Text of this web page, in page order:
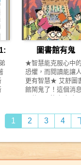
生動演繹繪本故事
並以趣味互動方式
幫助小朋友在故事
學習操作體驗與表
能力。 ★認識臺灣
流運動項目 本套書精
選十項臺灣常見的主
流運動項目，輔以童
趣的叮咚家族，讓
硬的體育知識也能
得輕鬆易讀、輕量學
與生活素養 透過故
帶動親子互動體驗
不僅能讓孩子認識
隊合作精神。 ★用故
盡最後一分力氣之
前，可曾細細聆聽
己的聲音？ ◆悠揚
圖像節奏，輕輕帶出
不同層次的情緒感
受。 細心呵護的水蜜
桃、被回沖了好幾次
的茶包、在盒底的餅
乾碎屑…… 圖像中
見了那些珍貴、小
呵護，卻是脆弱而易
空間對比，帶出了
間的無力與失重感。
候就是要慢下來。
心靈重新充電， 靜
當年的最後一代領
皇：張勉。 領皇是
時人類的領導者，
位等同後來的皇帝
新任領皇的產生需
經過嚴苛的考驗，向
人民證明他的勇氣與
智慧。 其實，張勉原
先不該是領皇的，
是他的表哥文丘。
丘經過重重考驗，好
害了公主杜梅，被
以死刑。張勉不相
認為必有蹊蹺，為了
替他洗刷冤情，張勉
圖書館有鬼
★智慧能克服心中的
恐懼，而閱讀能讓人
更有智慧★ 艾舒圖
館鬧鬼了！這個消息
們都要失業了。為
保住爸爸的工作，聰
憑藉著從閱讀培養
智慧與觀察力，解開
圖書館鬧鬼的真相
1 2 3 4